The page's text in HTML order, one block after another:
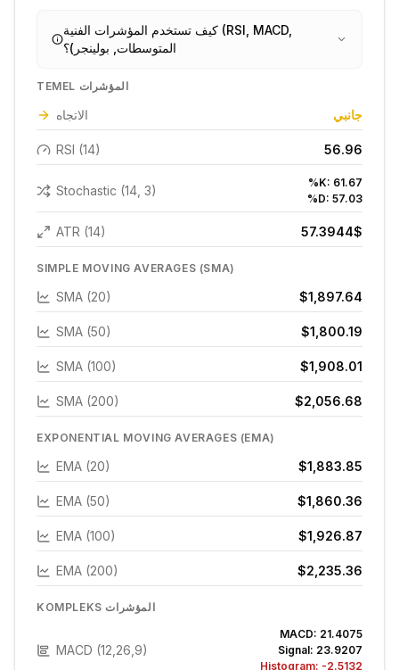
كيف تستخدم المؤشرات الفنية (RSI, MACD,
المتوسطات, بولينجر)؟
TEMEL المؤشرات
الاتجاه جانبي
RSI (14) 56.96
Stochastic (14, 3)
%K: 61.67
%D: 57.03
ATR (14) 57.3944$
SIMPLE MOVING AVERAGES (SMA)
SMA (20) $1,897.64
SMA (50) $1,800.19
SMA (100) $1,908.01
SMA (200) $2,056.68
EXPONENTIAL MOVING AVERAGES (EMA)
EMA (20) $1,883.85
EMA (50) $1,860.36
EMA (100) $1,926.87
EMA (200) $2,235.36
KOMPLEKS المؤشرات
MACD (12,26,9)
MACD: 21.4075
Signal: 23.9207
Histogram: -2.5132